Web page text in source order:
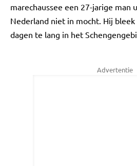
marechaussee een 27-jarige man
Nederland niet in mocht. Hij
dagen te lang in het
Advertentie